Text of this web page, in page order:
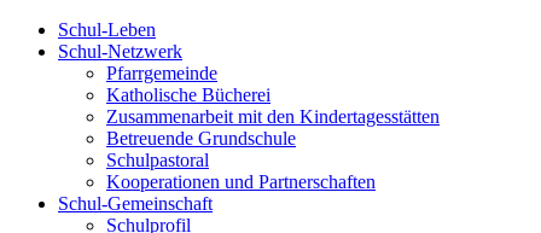
Schul-Leben
Schul-Netzwerk
Pfarrgemeinde
Katholische Bücherei
Zusammenarbeit mit den Kindertagesstätten
Betreuende Grundschule
Schulpastoral
Kooperationen und Partnerschaften
Schul-Gemeinschaft
Schulprofil